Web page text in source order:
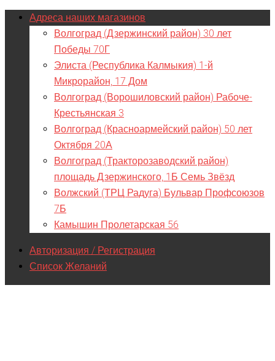
Адреса наших магазинов
Волгоград (Дзержинский район) 30 лет
Победы 70Г
Элиста (Республика Калмыкия) 1-й
Микрорайон, 17 Дом
Волгоград (Ворошиловский район) Рабоче-
Крестьянская 3
Волгоград (Красноармейский район) 50 лет
Октября 20А
Волгоград (Тракторозаводский район)
площадь Дзержинского, 1Б Семь Звёзд
Волжский (ТРЦ Радуга) Бульвар Профсоюзов
7Б
Камышин Пролетарская 56
Авторизация / Регистрация
Список Желаний